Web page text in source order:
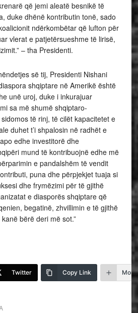
që jemi aleatë besnikë të
duke dhënë kontributin tonë, sado
ndërkombëtar që lufton për
vlerat e patjetërsueshme të lirisë,
– tha Presidenti.
së tij, Presidenti Nishani
shqiptare në Amerikë është
unë uroj, duke i inkurajuar
sa më shumë shqiptaro-
të rinj, të cilët kapacitetet e
duhet t’i shpalosin në radhët e
edhe investitorë dhe
mund të kontribuojnë edhe më
e pandalshëm të vendit
puna dhe përpjekjet tuaja si
dhe frymëzimi për të gjithë
e diasporës shqiptare që
begatinë, zhvillimin e të gjithë
bërë deri më sot.”
Twitter Copy Link More